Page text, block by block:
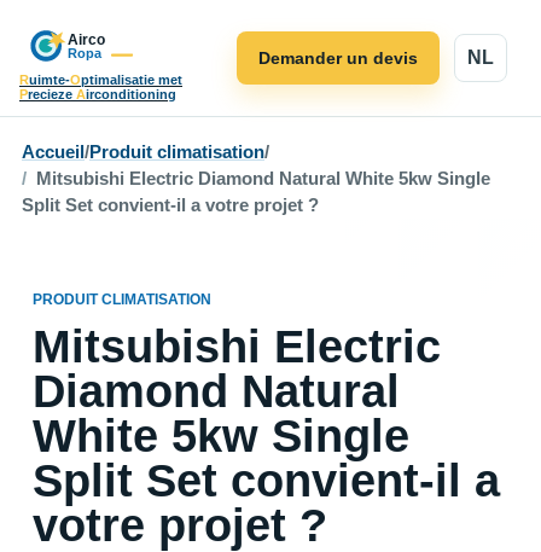
Ruimte-Optimalisatie met
Precieze Airconditioning
NL
Demander un devis
Accueil /Produit climatisation/
Mitsubishi Electric Diamond Natural White 5kw Single
Split Set convient-il a votre projet ?
PRODUIT CLIMATISATION
Mitsubishi Electric
Diamond Natural
White 5kw Single
Split Set convient-il a
votre projet ?